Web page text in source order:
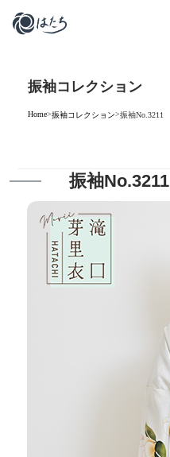
振袖コレクション
Home>振袖コレクション>振袖No.3211
振袖No.3211